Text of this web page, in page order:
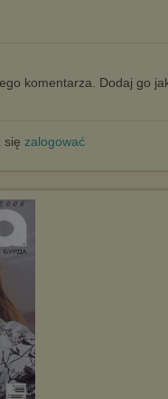
komentarza. Dodaj go
się zalogować